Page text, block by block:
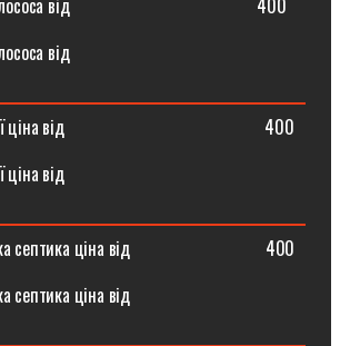
ілососа від ⠀⠀⠀⠀⠀⠀⠀⠀⠀⠀⠀⠀⠀⠀400
від
ціна від ⠀⠀⠀⠀⠀⠀⠀⠀⠀⠀⠀⠀⠀⠀⠀400
ціна від
септика ціна від ⠀⠀⠀⠀⠀⠀⠀⠀⠀⠀400
септика ціна від